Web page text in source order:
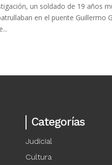
un soldado de 19 años
en el puente Guillermo
Categorías
Judicial
Cultura